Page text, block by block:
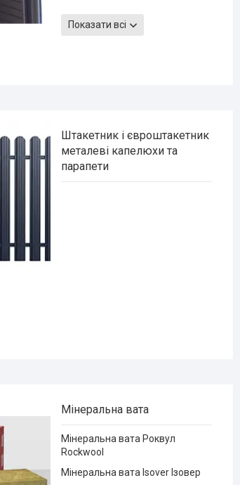
Металевий софіт
Показати всі
Штакетник і євроштакетник
металеві капелюхи та
парапети
Мінеральна вата
Мінеральна вата Роквул
Rockwool
Мінеральна вата Isover Ізовер